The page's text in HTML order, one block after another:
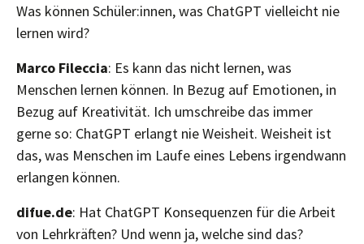
Was können Schüler:innen, was ChatGPT vielleicht nie
lernen wird?
Marco Fileccia: Es kann das nicht lernen, was
Menschen lernen können. In Bezug auf Emotionen, in
Bezug auf Kreativität. Ich umschreibe das immer
gerne so: ChatGPT erlangt nie Weisheit. Weisheit ist
das, was Menschen im Laufe eines Lebens irgendwann
erlangen können.
difue.de: Hat ChatGPT Konsequenzen für die Arbeit
von Lehrkräften? Und wenn ja, welche sind das?